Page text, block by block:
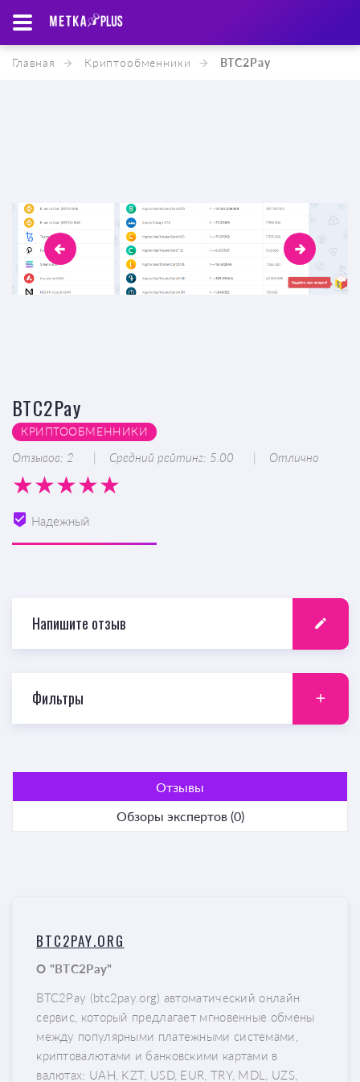
Главная Криптообменники BTC2Pay
BTC2Pay
КРИПТООБМЕННИКИ
Отзывов: 2 Средний рейтинг: 5.00 Отлично
Надежный
Напишите отзыв
Фильтры
Отзывы
Обзоры экспертов (0)
BTC2PAY.ORG
О "BTC2Pay"
BTC2Pay (btc2pay.org) автоматический онлайн
сервис, который предлагает мгновенные обмены
между популярными платежными системами,
криптовалютами и банковскими картами в
валютах: UAH, KZT, USD, EUR, TRY, MDL, UZS,